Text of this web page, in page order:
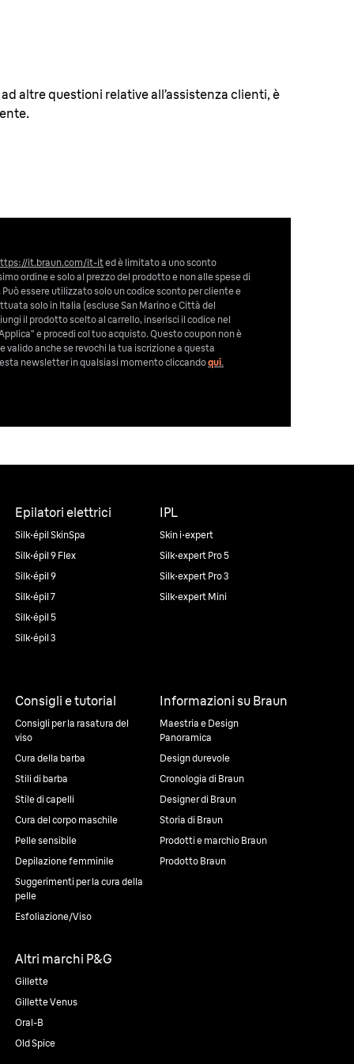
altre questioni relative all’assistenza clienti, è
it.braun.com/it-ited è limitato a uno sconto
ordine e solo al prezzo del prodotto e non alle spese di
essere utilizzato solo un codice sconto per cliente e
solo in Italia (escluse San Marino e Città del
il prodotto scelto al carrello, inserisci il codice nel
e procedi col tuo acquisto. Questo coupon non è
anche se revochi la tua iscrizione a questa
newsletter in qualsiasi momento cliccandoqui.
Epilatori elettrici
Silk·épil SkinSpa
Silk·épil 9 Flex
Silk·épil 9
Silk·épil 7
Silk·épil 5
Silk·épil 3
IPL
Skin i·expert
Silk·expert Pro 5
Silk·expert Pro 3
Silk·expert Mini
Consigli e tutorial
Consigli per la rasatura del
viso
Cura della barba
Stili di barba
Stile di capelli
Cura del corpo maschile
Pelle sensibile
Depilazione femminile
Suggerimenti per la cura della
pelle
Esfoliazione/Viso
Informazioni su Braun
Maestria e Design
Panoramica
Design durevole
Cronologia di Braun
Designer di Braun
Storia di Braun
Prodotti e marchio Braun
Prodotto Braun
Altri marchi P&G
Gillette
Gillette Venus
Oral-B
Old Spice